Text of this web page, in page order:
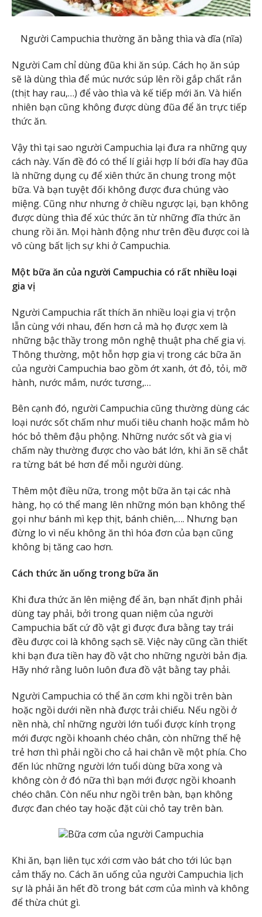
Người Campuchia thường ăn bằng thìa và dĩa (nĩa)
Người Cam chỉ dùng đũa khi ăn súp. Cách họ ăn súp
sẽ là dùng thìa để múc nước súp lên rồi gắp chất rắn
(thịt hay rau,…) để vào thìa và kế tiếp mới ăn. Và hiển
nhiên bạn cũng không được dùng đũa để ăn trực tiếp
thức ăn.
Vậy thì tại sao người Campuchia lại đưa ra những quy
cách này. Vấn đề đó có thể lí giải hợp lí bới dĩa hay đũa
là những dụng cụ để xiên thức ăn chung trong một
bữa. Và bạn tuyệt đối không được đưa chúng vào
miệng. Cũng như nhưng ở chiều ngược lại, bạn không
được dùng thìa để xúc thức ăn từ những đĩa thức ăn
chung rồi ăn. Mọi hành động như trên đều được coi là
vô cùng bất lịch sự khi ở Campuchia.
Một bữa ăn của người Campuchia có rất nhiều loại
gia vị
Người Campuchia rất thích ăn nhiều loại gia vị trộn
lẫn cùng với nhau, đến hơn cả mà họ được xem là
những bậc thầy trong môn nghệ thuật pha chế gia vị.
Thông thường, một hỗn hợp gia vị trong các bữa ăn
của người Campuchia bao gồm ớt xanh, ớt đỏ, tỏi, mỡ
hành, nước mắm, nước tương,…
Bên cạnh đó, người Campuchia cũng thường dùng các
loại nước sốt chấm như muối tiêu chanh hoặc mắm hò
hóc bỏ thêm đậu phộng. Những nước sốt và gia vị
chấm này thường được cho vào bát lớn, khi ăn sẽ chắt
ra từng bát bé hơn để mỗi người dùng.
Thêm một điều nữa, trong một bữa ăn tại các nhà
hàng, họ có thể mang lên những món bạn không thể
gọi như bánh mì kẹp thịt, bánh chiên,…. Nhưng bạn
đừng lo vì nếu không ăn thì hóa đơn của bạn cũng
không bị tăng cao hơn.
Cách thức ăn uống trong bữa ăn
Khi đưa thức ăn lên miệng để ăn, bạn nhất định phải
dùng tay phải, bởi trong quan niệm của người
Campuchia bất cứ đồ vật gì được đưa bằng tay trái
đều được coi là không sạch sẽ. Việc này cũng cần thiết
khi bạn đưa tiền hay đồ vật cho những người bản địa.
Hãy nhớ rằng luôn luôn đưa đồ vật bằng tay phải.
Người Campuchia có thể ăn cơm khi ngồi trên bàn
hoặc ngồi dưới nền nhà được trải chiếu. Nếu ngồi ở
nền nhà, chỉ những người lớn tuổi được kính trọng
mới được ngồi khoanh chéo chân, còn những thế hệ
trẻ hơn thì phải ngồi cho cả hai chân về một phía. Cho
đến lúc những người lớn tuổi dùng bữa xong và
không còn ở đó nữa thì bạn mới được ngồi khoanh
chéo chân. Còn nếu như ngồi trên bàn, bạn không
được đan chéo tay hoặc đặt cùi chỏ tay trên bàn.
Bữa cơm của người Campuchia
Khi ăn, bạn liên tục xới cơm vào bát cho tới lúc bạn
cảm thấy no. Cách ăn uống của người Campuchia lịch
sự là phải ăn hết đồ trong bát cơm của mình và không
để thừa chút gì.